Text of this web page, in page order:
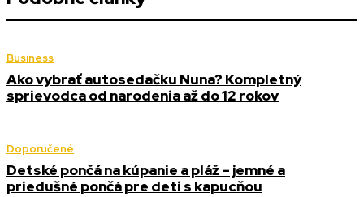
Business
Ako vybrať autosedačku Nuna? Kompletný
sprievodca od narodenia až do 12 rokov
Doporučené
Detské pončá na kúpanie a pláž – jemné a
priedušné pončá pre deti s kapucňou